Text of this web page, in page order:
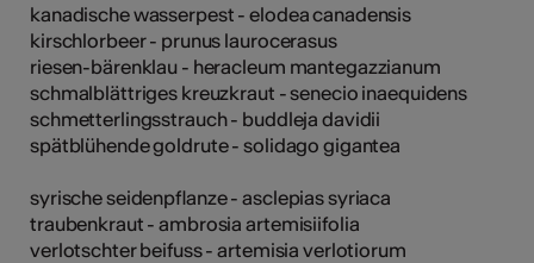
kanadische wasserpest - elodea canadensis
kirschlorbeer - prunus laurocerasus
riesen-bärenklau - heracleum mantegazzianum
schmalblättriges kreuzkraut - senecio inaequidens
schmetterlingsstrauch - buddleja davidii
spätblühende goldrute - solidago gigantea
syrische seidenpflanze - asclepias syriaca
traubenkraut - ambrosia artemisiifolia
verlotschter beifuss - artemisia verlotiorum